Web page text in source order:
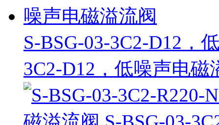
S-BSG-03-3C2-D12，
3C2-D12，低噪声电磁